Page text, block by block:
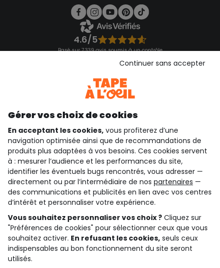
4.6/5
Basé sur 7 339 avis soumis à un contrôle
Consulter les CGU
qui sommes-nous ?
besoin d'aide ?
le club fidélité
notre catalogue
Conditions générales de ventes et d'utilisation
Conditions d’utilisation des réseaux sociaux
Politique de confidentialité
Gérer vos choix de cookies
En acceptant les cookies, vous profiterez d’une
navigation optimisée ainsi que de recommandations de
produits plus adaptées à vos besoins. Ces cookies servent
à : mesurer l’audience et les performances du site,
identifier les éventuels bugs rencontrés, vous adresser —
directement ou par l’intermédiaire de nos partenaires —
des communications et publicités en lien avec vos centres
d’intérêt et personnaliser votre expérience.
Vous souhaitez personnaliser vos choix ? Cliquez sur
"Préférences de cookies" pour sélectionner ceux que vous
souhaitez activer. En refusant les cookies, seuls ceux
indispensables au bon fonctionnement du site seront
utilisés.
Continuer sans accepter